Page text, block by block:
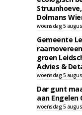
Dolmans
woensdag 5
Gemeente
groen
Advies &
woensdag 5
Dar gunt
aan Engelen
woensdag 5